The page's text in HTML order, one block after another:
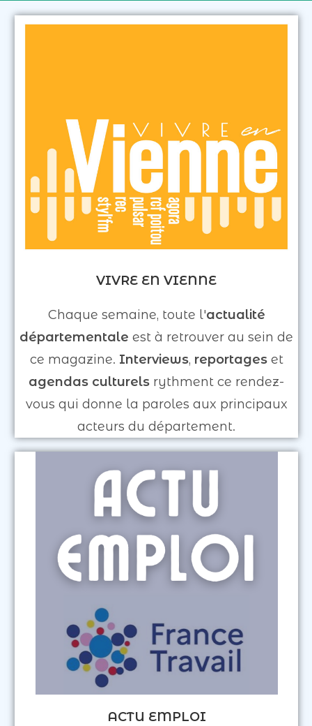
VIVRE EN VIENNE
Chaque semaine, toute l'actualité
départementale est à retrouver au sein de
ce magazine. Interviews, reportages et
agendas culturels rythment ce rendez-
vous qui donne la paroles aux principaux
acteurs du département.
ACTU EMPLOI